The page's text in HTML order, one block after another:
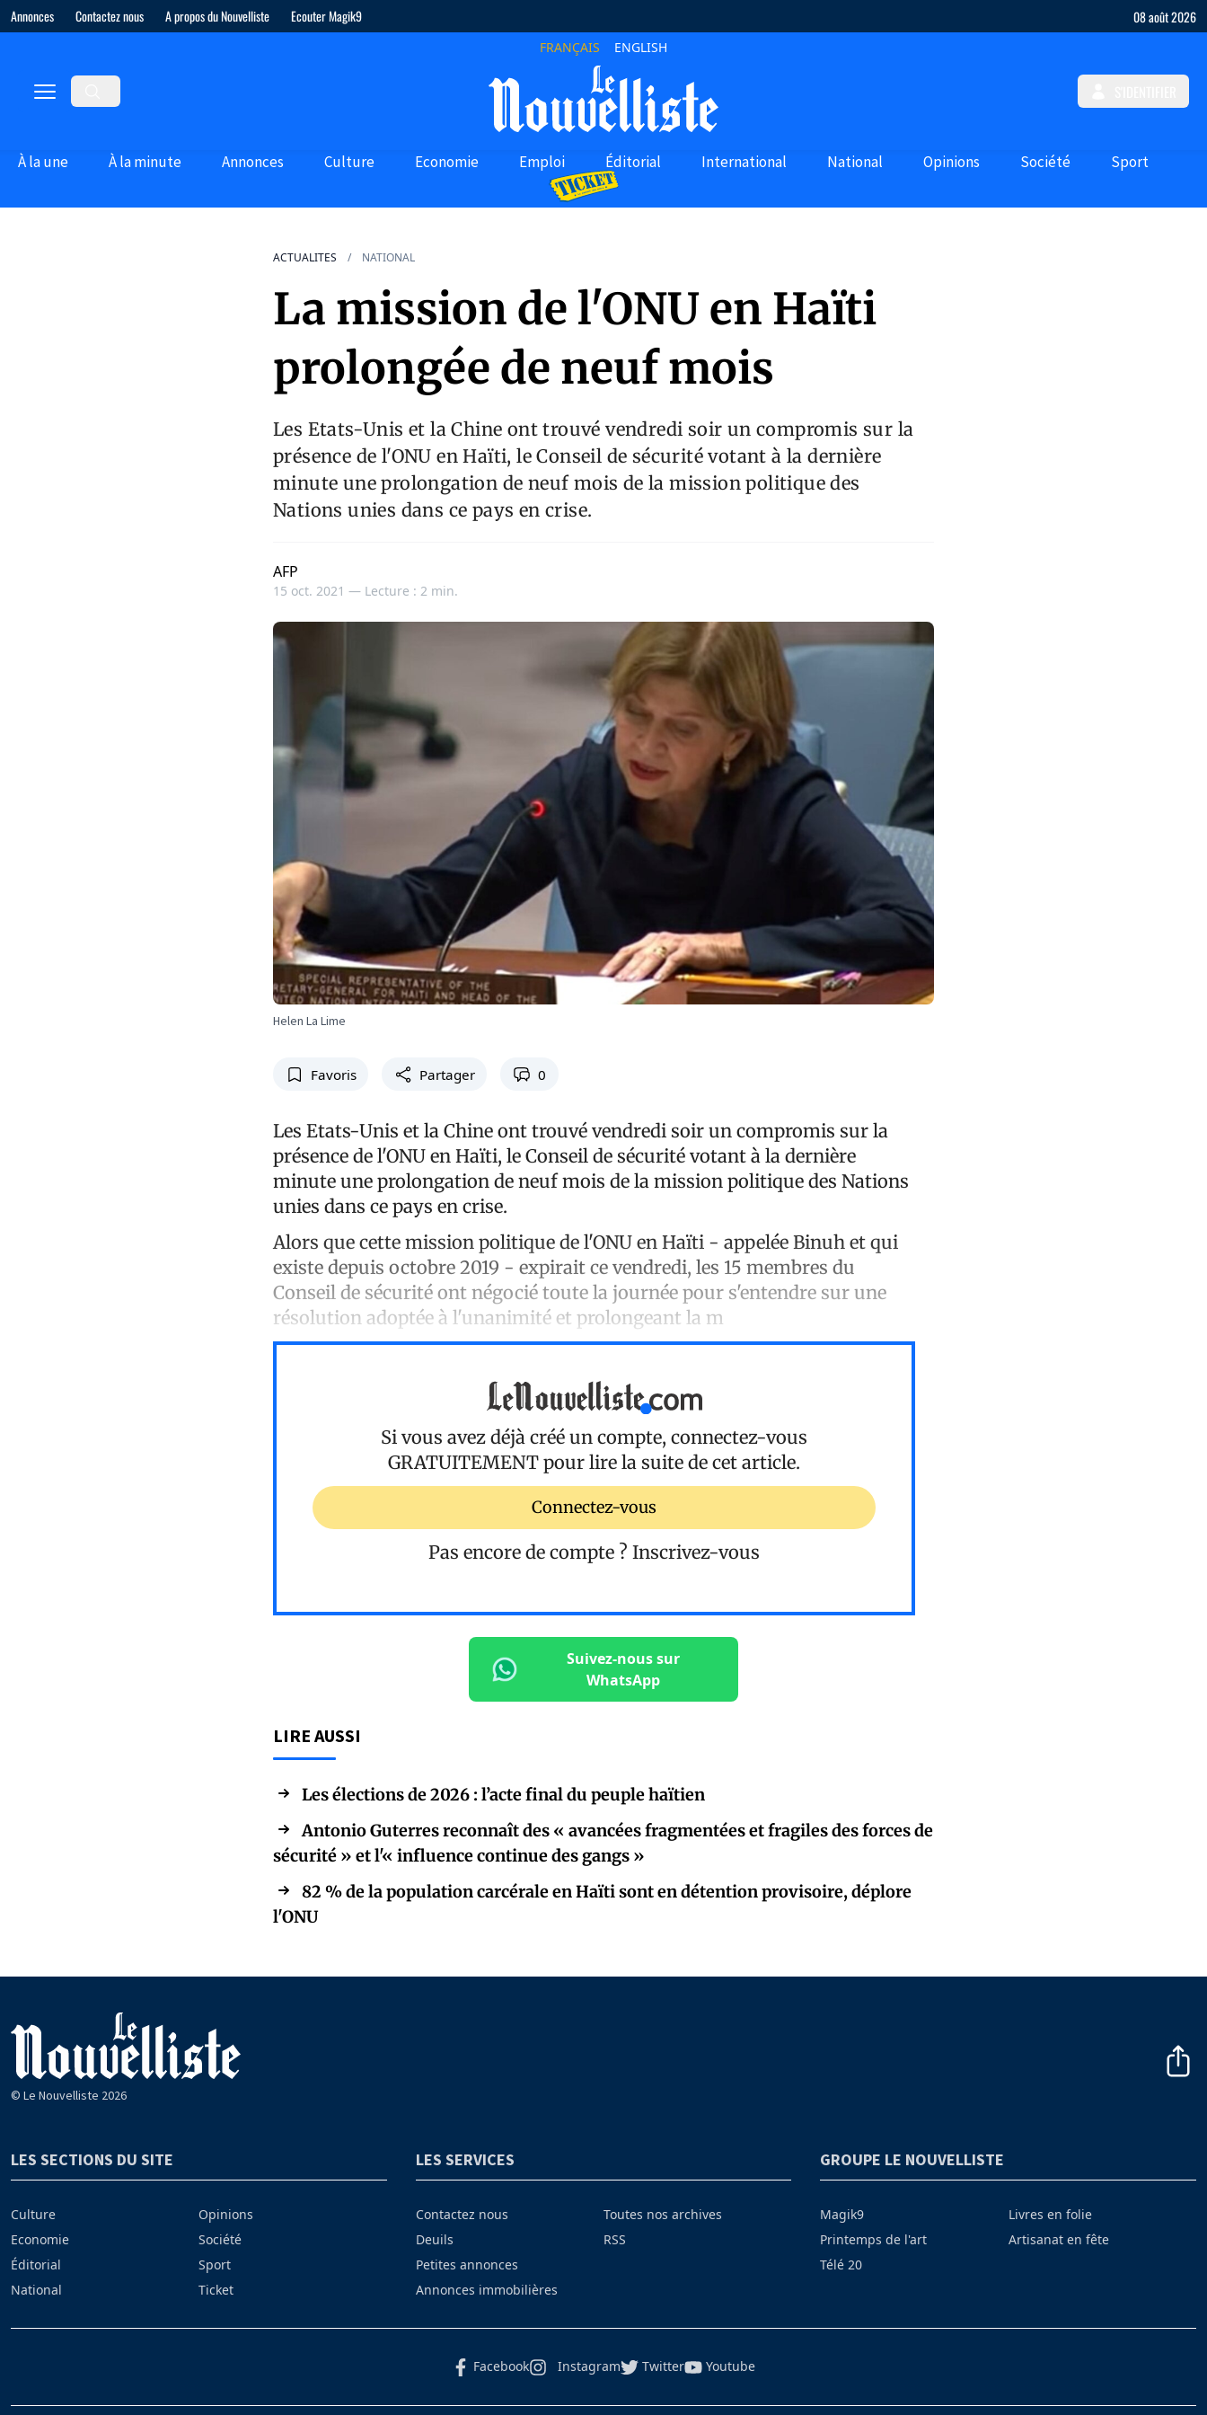
Annonces Contactez nous A propos du Nouvelliste Ecouter Magik9 08 août 2026
FRANÇAIS ENGLISH
À la une À la minute Annonces Culture Economie Emploi Éditorial International National Opinions Société Sport
ACTUALITES NATIONAL
La mission de l'ONU en Haïti
prolongée de neuf mois
Les Etats-Unis et la Chine ont trouvé vendredi soir un compromis sur la
présence de l'ONU en Haïti, le Conseil de sécurité votant à la dernière
minute une prolongation de neuf mois de la mission politique des
Nations unies dans ce pays en crise.
AFP
15 oct. 2021 — Lecture : 2 min.
Helen La Lime
Favoris Partager 0
Les Etats-Unis et la Chine ont trouvé vendredi soir un compromis sur la
présence de l'ONU en Haïti, le Conseil de sécurité votant à la dernière
minute une prolongation de neuf mois de la mission politique des Nations
unies dans ce pays en crise.
Alors que cette mission politique de l'ONU en Haïti - appelée Binuh et qui
existe depuis octobre 2019 - expirait ce vendredi, les 15 membres du
Conseil de sécurité ont négocié toute la journée pour s'entendre sur une
résolution adoptée à l'unanimité et prolongeant la m
Si vous avez déjà créé un compte, connectez-vous
GRATUITEMENT pour lire la suite de cet article.
Connectez-vous
Pas encore de compte ? Inscrivez-vous
Suivez-nous sur
WhatsApp
LIRE AUSSI
Les élections de 2026 : l’acte final du peuple haïtien
Antonio Guterres reconnaît des « avancées fragmentées et fragiles des forces de
sécurité » et l'« influence continue des gangs »
82 % de la population carcérale en Haïti sont en détention provisoire, déplore
l'ONU
© Le Nouvelliste 2026
LES SECTIONS DU SITE
Culture
Economie
Éditorial
National
Opinions
Société
Sport
Ticket
LES SERVICES
Contactez nous
Deuils
Petites annonces
Annonces immobilières
Toutes nos archives
RSS
GROUPE LE NOUVELLISTE
Magik9
Printemps de l'art
Télé 20
Livres en folie
Artisanat en fête
Facebook Instagram Twitter Youtube